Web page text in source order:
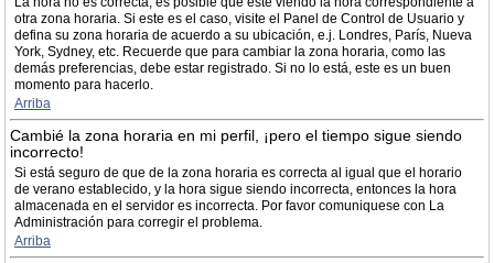
otra zona horaria. Si este es el caso, visite el Panel de Control de Usuario y
defina su zona horaria de acuerdo a su ubicación, e.j. Londres, París, Nueva
York, Sydney, etc. Recuerde que para cambiar la zona horaria, como las
demás preferencias, debe estar registrado. Si no lo está, este es un buen
momento para hacerlo.
Arriba
Cambié la zona horaria en mi perfil, ¡pero el tiempo sigue siendo
incorrecto!
Si está seguro de que de la zona horaria es correcta al igual que el horario
de verano establecido, y la hora sigue siendo incorrecta, entonces la hora
almacenada en el servidor es incorrecta. Por favor comuniquese con La
Administración para corregir el problema.
Arriba